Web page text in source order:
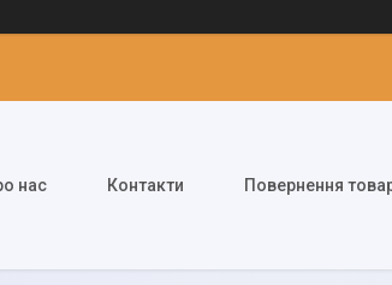
нас Контакти Повернення